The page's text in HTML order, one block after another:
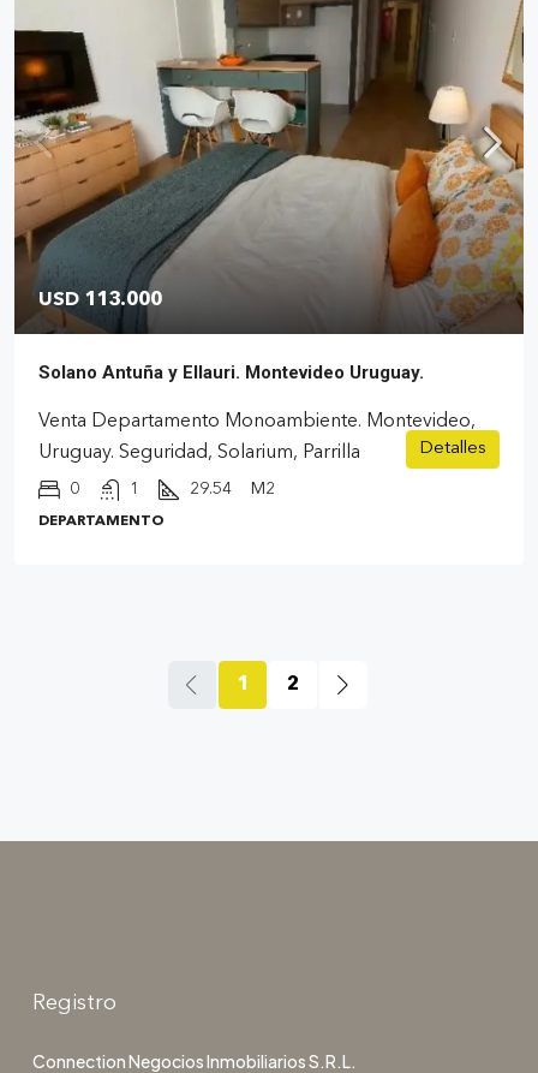
USD 113.000
Solano Antuña y Ellauri. Montevideo Uruguay.
Venta Departamento Monoambiente. Montevideo,
Uruguay. Seguridad, Solarium, Parrilla
0 1 29.54 M2
DEPARTAMENTO
Detalles
1 2
Registro
Connection Negocios Inmobiliarios S.R.L.